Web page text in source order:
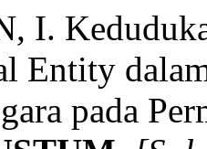
I.
Entity
pada